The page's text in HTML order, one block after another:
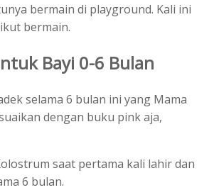
bermain di playground. Kali ini
bermain.
Bayi 0-6 Bulan
selama 6 bulan ini yang Mama
dengan buku pink aja,
saat pertama kali lahir dan
6 bulan.